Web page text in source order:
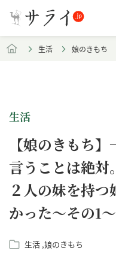
生活 娘のきもち
生活
【娘のきもち
言うことは絶対
２人の妹を持
かった～その1～
生活 娘のきもち